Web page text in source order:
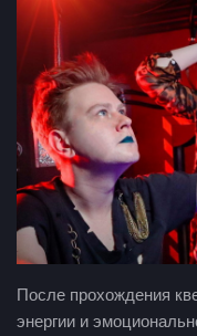
После прохождения
энергии и